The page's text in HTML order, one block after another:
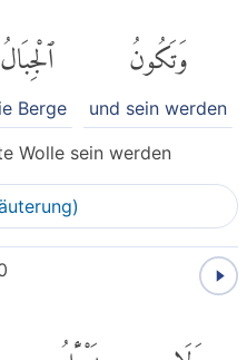
وَتَكُونُ
und sein werden
ٱلْجِبَالُ
Berge
Wolle sein werden